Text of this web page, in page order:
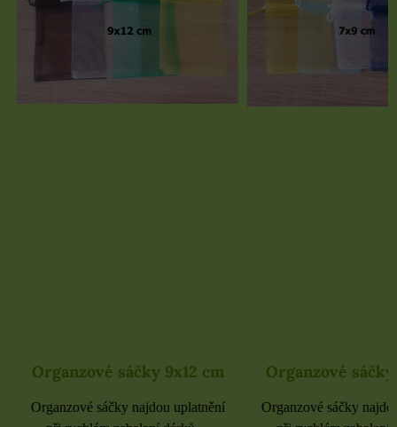
Organzové sáčky 9x12 cm
Organzové sáčky najdou uplatnění
Organzové sáčky
Organzové sáčky